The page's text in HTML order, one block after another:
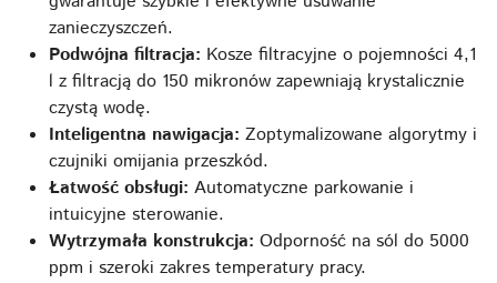
zanieczyszczeń.
Podwójna filtracja: Kosze filtracyjne o pojemności 4,1
l z filtracją do 150 mikronów zapewniają krystalicznie
czystą wodę.
Inteligentna nawigacja: Zoptymalizowane algorytmy i
czujniki omijania przeszkód.
Łatwość obsługi: Automatyczne parkowanie i
intuicyjne sterowanie.
Wytrzymała konstrukcja: Odporność na sól do 5000
ppm i szeroki zakres temperatury pracy.